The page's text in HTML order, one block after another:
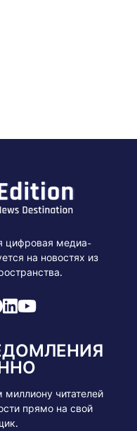
цифровая медиа-
на новостях из
читателей
прямо на свой